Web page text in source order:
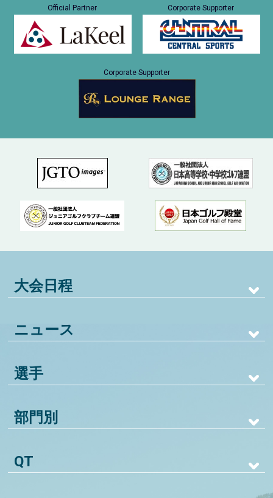
Official Partner Corporate Supporter
Corporate Supporter
大会日程
ニュース
選手
部門別
QT